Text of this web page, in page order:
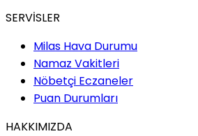
SERVİSLER
Milas Hava Durumu
Namaz Vakitleri
Nöbetçi Eczaneler
Puan Durumları
HAKKIMIZDA